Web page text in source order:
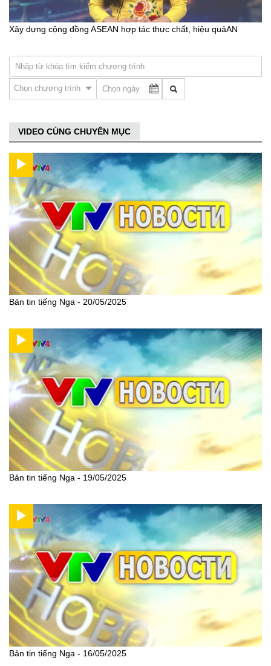
Xây dựng cộng đồng ASEAN hợp tác thực chất, hiệu quảAN
Chọn chương trình
VIDEO CÙNG CHUYÊN MỤC
Bản tin tiếng Nga - 20/05/2025
Bản tin tiếng Nga - 19/05/2025
Bản tin tiếng Nga - 16/05/2025